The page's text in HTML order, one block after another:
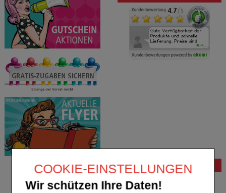
COOKIE-EINSTELLUNGEN
Wir schützen Ihre Daten!
Bestellung
Hilfe zum Bestellvorgang